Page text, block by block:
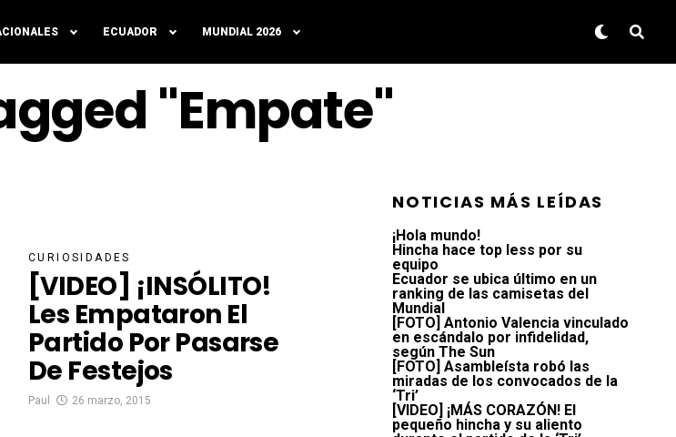
ECUADOR MUNDIAL 2026
"Empate"
CURIOSIDADES
[VIDEO] ¡INSÓLITO!
Les Empataron El
Partido Por Pasarse
De Festejos
Paul 26 marzo, 2015
NOTICIAS MÁS LEÍDAS
¡Hola mundo!
Hincha hace top less por su
equipo
Ecuador se ubica último en un
ranking de las camisetas del
Mundial
[FOTO] Antonio Valencia vinculado
en escándalo por infidelidad,
según The Sun
[FOTO] Asambleísta robó las
miradas de los convocados de la
‘Tri’
[VIDEO] ¡MÁS CORAZÓN! El
pequeño hincha y su aliento